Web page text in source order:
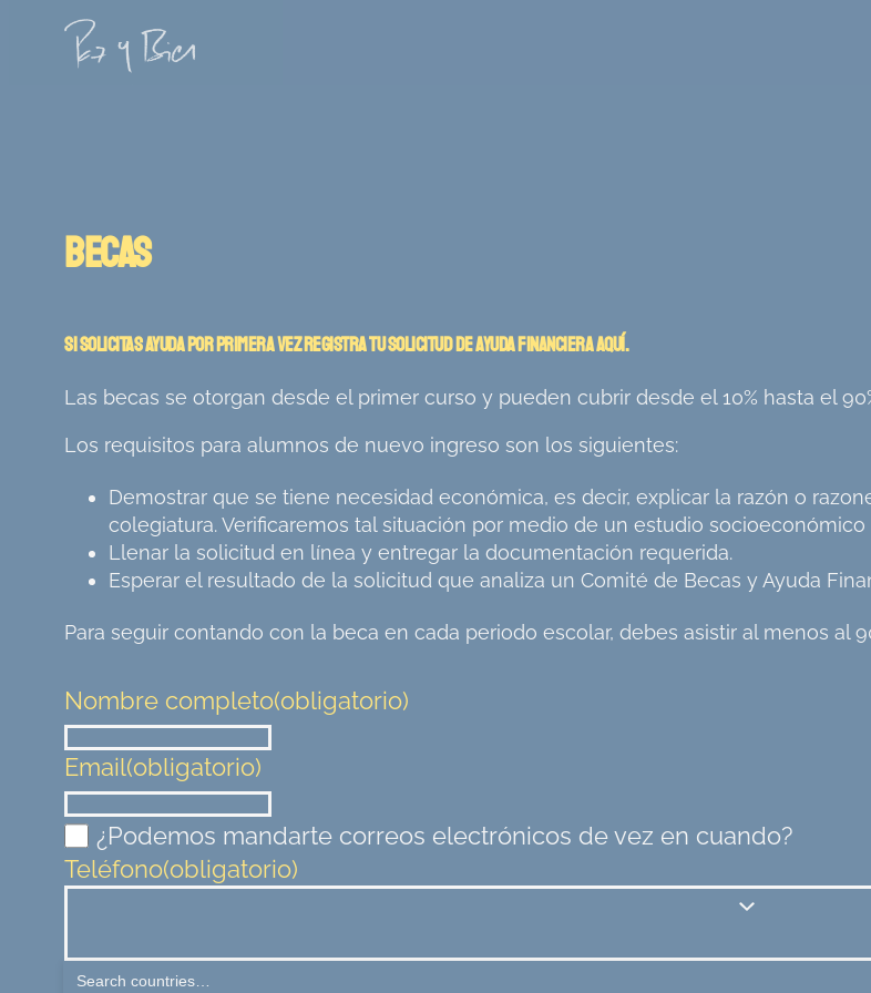
Becas
Si solicitas ayuda por primera vez registra tu solicitud de ayuda financiera aquí.
Las becas se otorgan desde el primer curso y pueden cubrir desde el 10% hasta el
Los requisitos para alumnos de nuevo ingreso son los siguientes:
Demostrar que se tiene necesidad económica, es decir, explicar la razón o
colegiatura. Verificaremos tal situación por medio de un estudio socioeconómico
Llenar la solicitud en línea y entregar la documentación requerida.
Esperar el resultado de la solicitud que analiza un Comité de Becas y Ayuda
Para seguir contando con la beca en cada periodo escolar, debes asistir al menos al
Nombre completo(obligatorio)
Email(obligatorio)
¿Podemos mandarte correos electrónicos de vez en cuando?
Teléfono(obligatorio)
Explícanos brevemente porque necesitas el apoyo económico